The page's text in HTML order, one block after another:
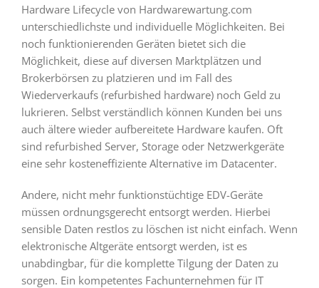
Hardware Lifecycle von Hardwarewartung.com
unterschiedlichste und individuelle Möglichkeiten. Bei
noch funktionierenden Geräten bietet sich die
Möglichkeit, diese auf diversen Marktplätzen und
Brokerbörsen zu platzieren und im Fall des
Wiederverkaufs (refurbished hardware) noch Geld zu
lukrieren. Selbst verständlich können Kunden bei uns
auch ältere wieder aufbereitete Hardware kaufen. Oft
sind refurbished Server, Storage oder Netzwerkgeräte
eine sehr kosteneffiziente Alternative im Datacenter.
Andere, nicht mehr funktionstüchtige EDV-Geräte
müssen ordnungsgerecht entsorgt werden. Hierbei
sensible Daten restlos zu löschen ist nicht einfach. Wenn
elektronische Altgeräte entsorgt werden, ist es
unabdingbar, für die komplette Tilgung der Daten zu
sorgen. Ein kompetentes Fachunternehmen für IT